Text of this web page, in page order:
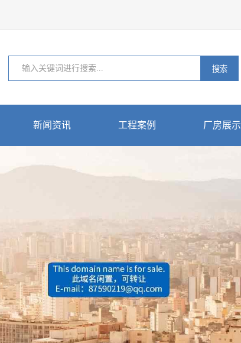
搜索
新闻资讯 工程案例 厂房展示